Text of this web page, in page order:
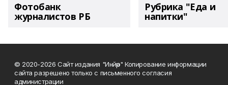
Фотобанк
журналистов РБ
Рубрика "Еда и
напитки"
© 2020-2026 Сайт издания "Инйәр" Копирование информации
сайта разрешено только с письменного согласия
администрации